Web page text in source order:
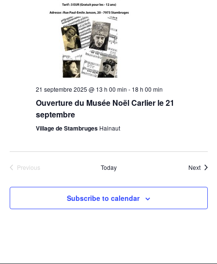
21 septembre 2025 @ 13 h 00 min - 18 h 00 min
Ouverture du Musée Noël Carlier le 21
septembre
Village de Stambruges Hainaut
Previous
Today Next
Subscribe to calendar